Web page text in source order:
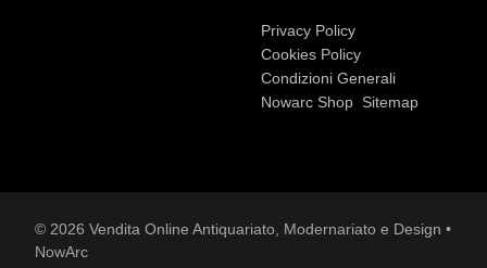
Voglio rimanere aggiornato sulle ultime novità.
Privacy Policy
Cookies Policy
Condizioni Generali
Nowarc Shop Sitemap
© 2026 Vendita Online Antiquariato, Modernariato e Design •
NowArc